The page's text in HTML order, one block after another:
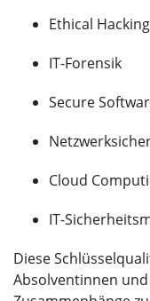
Ethical Hacking
IT-Forensik
Secure
Cloud
IT-
Diese
Absolventinnen